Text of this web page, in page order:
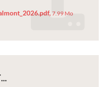
7.99 Mo